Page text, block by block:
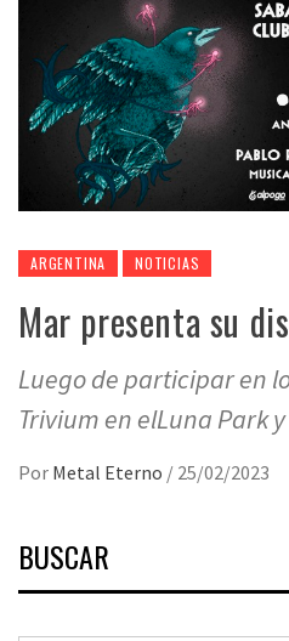
ARGENTINA NOTICIAS
Mar presenta su
Luego de participar en
Trivium en elLuna Park y
Por Metal Eterno / 25/02/2023
BUSCAR